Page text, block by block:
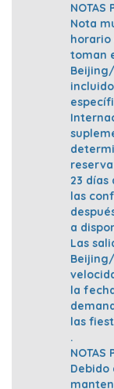
NOTAS
Nota
horario
toman
23 días
las
a
Las
la
las
.
NOTAS
Debido